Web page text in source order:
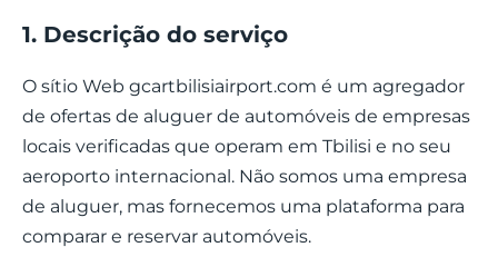
1. Descrição do serviço
O sítio Web gcartbilisiairport.com é um agregador
de ofertas de aluguer de automóveis de empresas
locais verificadas que operam em Tbilisi e no seu
aeroporto internacional. Não somos uma empresa
de aluguer, mas fornecemos uma plataforma para
comparar e reservar automóveis.